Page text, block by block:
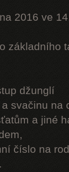
2016 ve
základního
džunglí
svačinu na
a jiné
číslo na